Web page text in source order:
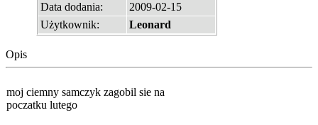
Data dodania:
2009-02-15
Użytkownik:
Leonard
Opis
moj ciemny samczyk zagobil sie na
poczatku lutego